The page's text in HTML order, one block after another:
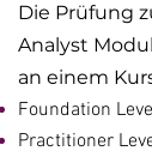
Die Prüfung
Analyst
an einem
Foundation
Practitioner